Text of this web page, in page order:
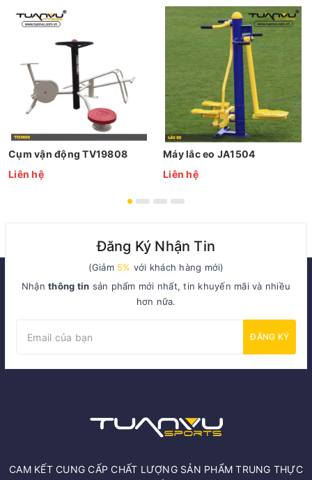
Cụm vận động TV19808
Liên hệ
Máy lắc eo JA1504
Liên hệ
Đăng Ký Nhận Tin
(Giảm 5% với khách hàng mới)
Nhậnthông tin sản phẩm mới nhất, tin khuyến mãi và nhiều
hơn nữa.
ĐĂNG KÝ
CAM KẾT CUNG CẤP CHẤT LƯỢNG SẢN PHẨM TRUNG THỰC